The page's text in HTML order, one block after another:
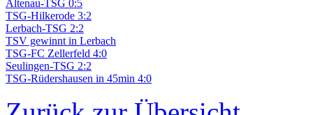
Altenau-TSG 0:5
TSG-Hilkerode 3:2
Lerbach-TSG 2:2
TSV gewinnt in Lerbach
TSG-FC Zellerfeld 4:0
Seulingen-TSG 2:2
TSG-Rüdershausen in 45min 4:0